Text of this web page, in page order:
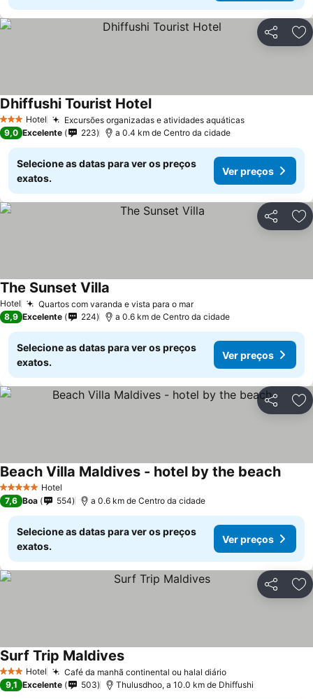
Partilhar
3 EstrelasHotel Excursões organizadas e atividades aquáticas
Dhiffushi Tourist Hotel
9,0 Excelente 223 a 0.4 km de Centro da cidade
Selecione as datas para ver os preços
exatos.
Ver preços
Partilhar
Hotel Quartos com varanda e vista para o mar
The Sunset Villa
8,9 Excelente 224 a 0.6 km de Centro da cidade
Selecione as datas para ver os preços
exatos.
Ver preços
Partilhar
5 Estrelas Hotel
Beach Villa Maldives - hotel by the beach
7,6 Boa 554 a 0.6 km de Centro da cidade
Selecione as datas para ver os preços
exatos.
Ver preços
Partilhar
3 EstrelasHotel Café da manhã continental ou halal diário
Surf Trip Maldives
9,1 Excelente 503 Thulusdhoo, a 10.0 km de Dhiffushi